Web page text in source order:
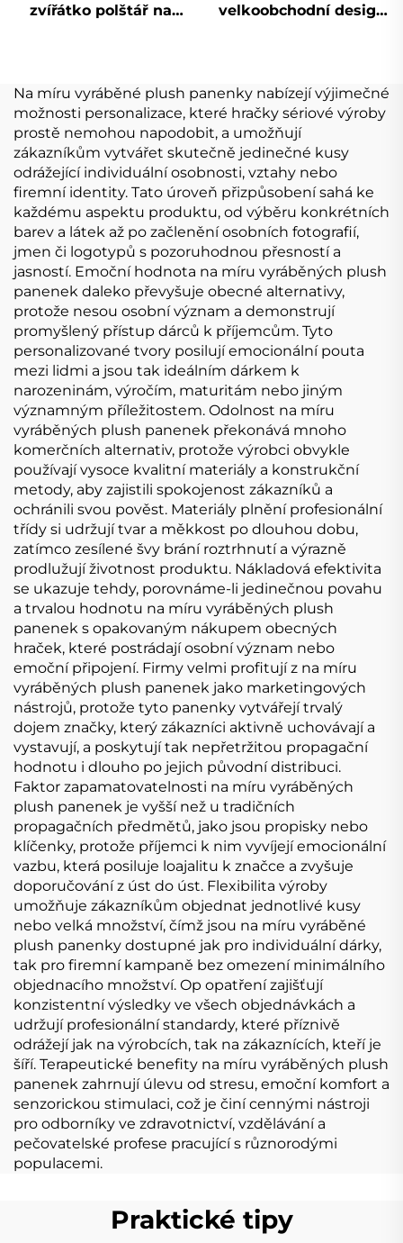
zvířátko polštář na
vycpaná liška
velkoobchodní design
Na míru vyráběné plush panenky nabízejí výjimečné
možnosti personalizace, které hračky sériové výroby
prostě nemohou napodobit, a umožňují
zákazníkům vytvářet skutečně jedinečné kusy
odrážející individuální osobnosti, vztahy nebo
firemní identity. Tato úroveň přizpůsobení sahá ke
každému aspektu produktu, od výběru konkrétních
barev a látek až po začlenění osobních fotografií,
jmen či logotypů s pozoruhodnou přesností a
jasností. Emoční hodnota na míru vyráběných plush
panenek daleko převyšuje obecné alternativy,
protože nesou osobní význam a demonstrují
promyšlený přístup dárců k příjemcům. Tyto
personalizované tvory posilují emocionální pouta
mezi lidmi a jsou tak ideálním dárkem k
narozeninám, výročím, maturitám nebo jiným
významným příležitostem. Odolnost na míru
vyráběných plush panenek překonává mnoho
komerčních alternativ, protože výrobci obvykle
používají vysoce kvalitní materiály a konstrukční
metody, aby zajistili spokojenost zákazníků a
ochránili svou pověst. Materiály plnění profesionální
třídy si udržují tvar a měkkost po dlouhou dobu,
zatímco zesílené švy brání roztrhnutí a výrazně
prodlužují životnost produktu. Nákladová efektivita
se ukazuje tehdy, porovnáme-li jedinečnou povahu
a trvalou hodnotu na míru vyráběných plush
panenek s opakovaným nákupem obecných
hraček, které postrádají osobní význam nebo
emoční připojení. Firmy velmi profitují z na míru
vyráběných plush panenek jako marketingových
nástrojů, protože tyto panenky vytvářejí trvalý
dojem značky, který zákazníci aktivně uchovávají a
vystavují, a poskytují tak nepřetržitou propagační
hodnotu i dlouho po jejich původní distribuci.
Faktor zapamatovatelnosti na míru vyráběných
plush panenek je vyšší než u tradičních
propagačních předmětů, jako jsou propisky nebo
klíčenky, protože příjemci k nim vyvíjejí emocionální
vazbu, která posiluje loajalitu k značce a zvyšuje
doporučování z úst do úst. Flexibilita výroby
umožňuje zákazníkům objednat jednotlivé kusy
nebo velká množství, čímž jsou na míru vyráběné
plush panenky dostupné jak pro individuální dárky,
tak pro firemní kampaně bez omezení minimálního
objednacího množství. Op opatření zajišťují
konzistentní výsledky ve všech objednávkách a
udržují profesionální standardy, které příznivě
odrážejí jak na výrobcích, tak na zákaznících, kteří je
šíří. Terapeutické benefity na míru vyráběných plush
panenek zahrnují úlevu od stresu, emoční komfort a
senzorickou stimulaci, což je činí cennými nástroji
pro odborníky ve zdravotnictví, vzdělávání a
pečovatelské profese pracující s různorodými
populacemi.
Praktické tipy